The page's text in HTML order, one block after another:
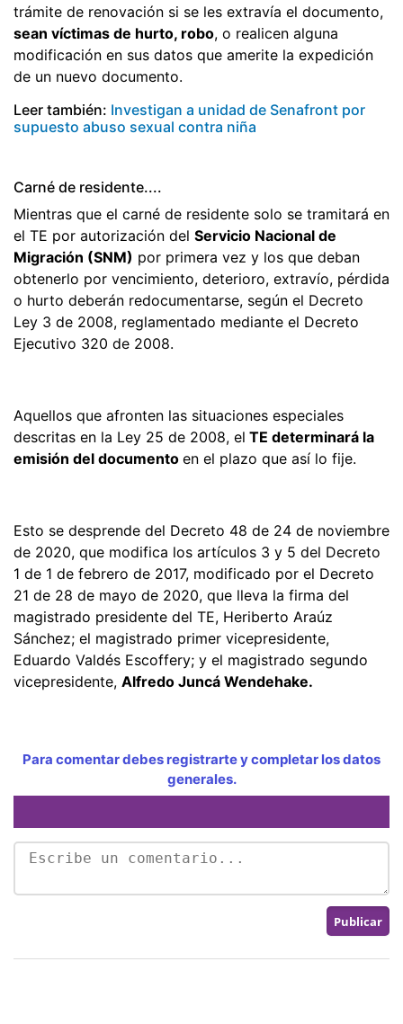
trámite de renovación si se les extravía el documento,
sean víctimas de hurto, robo, o realicen alguna
modificación en sus datos que amerite la expedición
de un nuevo documento.
Leer también: Investigan a unidad de Senafront por
supuesto abuso sexual contra niña
Carné de residente....
Mientras que el carné de residente solo se tramitará en
el TE por autorización del Servicio Nacional de
Migración (SNM) por primera vez y los que deban
obtenerlo por vencimiento, deterioro, extravío, pérdida
o hurto deberán redocumentarse, según el Decreto
Ley 3 de 2008, reglamentado mediante el Decreto
Ejecutivo 320 de 2008.
Aquellos que afronten las situaciones especiales
descritas en la Ley 25 de 2008, el TE determinará la
emisión del documento en el plazo que así lo fije.
Esto se desprende del Decreto 48 de 24 de noviembre
de 2020, que modifica los artículos 3 y 5 del Decreto
1 de 1 de febrero de 2017, modificado por el Decreto
21 de 28 de mayo de 2020, que lleva la firma del
magistrado presidente del TE, Heriberto Araúz
Sánchez; el magistrado primer vicepresidente,
Eduardo Valdés Escoffery; y el magistrado segundo
vicepresidente, Alfredo Juncá Wendehake.
Para comentar debes registrarte y completar los datos
generales.